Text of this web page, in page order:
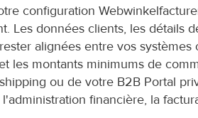
configuration
Les données clients, les détails
alignées entre vos
les montants minimums de
ou de votre B2B Portal
financière, la